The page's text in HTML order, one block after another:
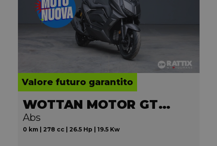
Valore futuro garantito
WOTTAN MOTOR GT2 300
Abs
0 km | 278 cc | 26.5 Hp | 19.5 Kw